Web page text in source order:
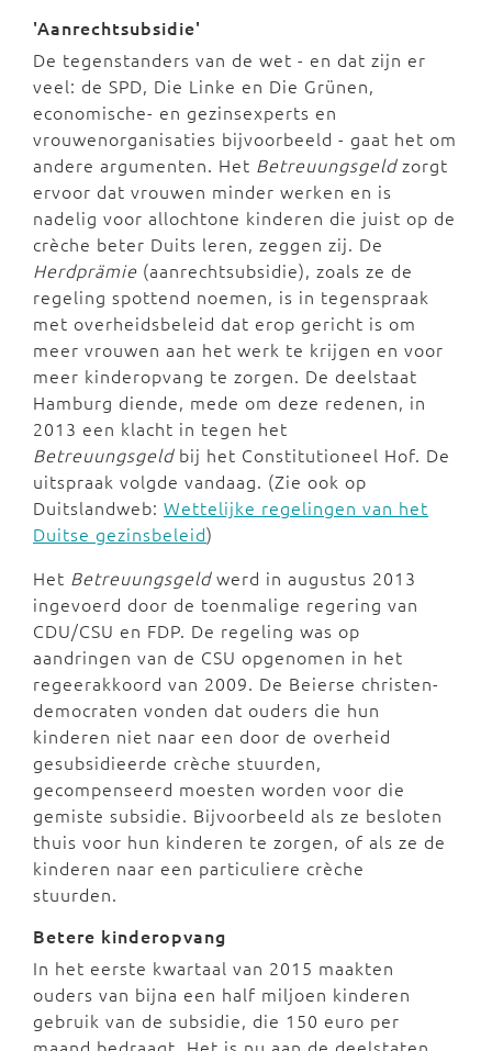
'Aanrechtsubsidie'
De tegenstanders van de wet - en dat zijn er
veel: de SPD, Die Linke en Die Grünen,
economische- en gezinsexperts en
vrouwenorganisaties bijvoorbeeld - gaat het om
andere argumenten. Het Betreuungsgeldzorgt
ervoor dat vrouwen minder werken en is
nadelig voor allochtone kinderen die juist op de
crèche beter Duits leren, zeggen zij. De
Herdprämie (aanrechtsubsidie), zoals ze de
regeling spottend noemen, is in tegenspraak
met overheidsbeleid dat erop gericht is om
meer vrouwen aan het werk te krijgen en voor
meer kinderopvang te zorgen. De deelstaat
Hamburg diende, mede om deze redenen, in
2013 een klacht in tegen het
Betreuungsgeldbij het Constitutioneel Hof. De
uitspraak volgde vandaag. (Zie ook op
Duitslandweb: Wettelijke regelingen van het
Duitse gezinsbeleid)
Het Betreuungsgeldwerd in augustus 2013
ingevoerd door de toenmalige regering van
CDU/CSU en FDP. De regeling was op
aandringen van de CSU opgenomen in het
regeerakkoord van 2009. De Beierse christen-
democraten vonden dat ouders die hun
kinderen niet naar een door de overheid
gesubsidieerde crèche stuurden,
gecompenseerd moesten worden voor die
gemiste subsidie. Bijvoorbeeld als ze besloten
thuis voor hun kinderen te zorgen, of als ze de
kinderen naar een particuliere crèche
stuurden.
Betere kinderopvang
In het eerste kwartaal van 2015 maakten
ouders van bijna een half miljoen kinderen
gebruik van de subsidie, die 150 euro per